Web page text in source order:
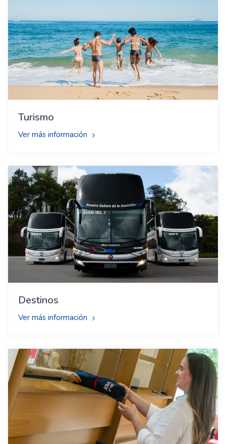
Turismo
Ver más información
Destinos
Ver más información